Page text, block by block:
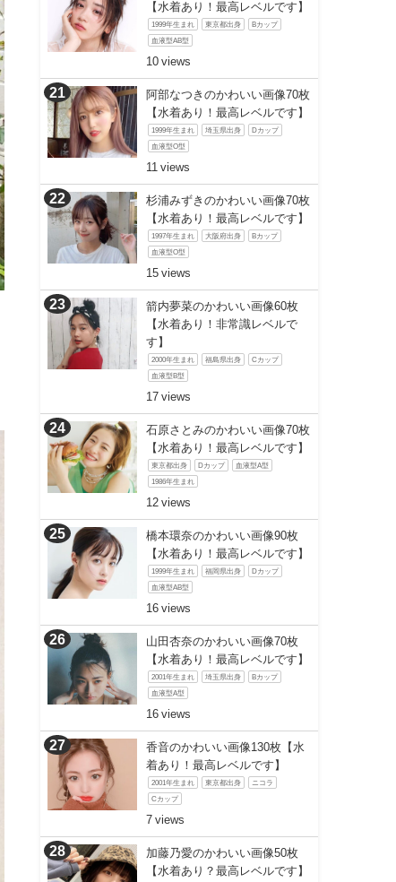
【水着あり！最高レベルです】
1999年生まれ 東京都出身 Bカップ
血液型AB型
10
阿部なつきのかわいい画像70枚
【水着あり！最高レベルです】
1999年生まれ 埼玉県出身 Dカップ
血液型O型
11
杉浦みずきのかわいい画像70枚
【水着あり！最高レベルです】
1997年生まれ 大阪府出身 Bカップ
血液型O型
15
箭内夢菜のかわいい画像60枚
【水着あり！非常識レベルで
す】
2000年生まれ 福島県出身 Cカップ
血液型B型
17
石原さとみのかわいい画像70枚
【水着あり！最高レベルです】
東京都出身 Dカップ 血液型A型
1986年生まれ
12
橋本環奈のかわいい画像90枚
【水着あり！最高レベルです】
1999年生まれ 福岡県出身 Dカップ
血液型AB型
16
山田杏奈のかわいい画像70枚
【水着あり！最高レベルです】
2001年生まれ 埼玉県出身 Bカップ
血液型A型
16
香音のかわいい画像130枚【水
着あり！最高レベルです】
2001年生まれ 東京都出身 ニコラ
Cカップ
7
加藤乃愛のかわいい画像50枚
【水着あり？最高レベルです】